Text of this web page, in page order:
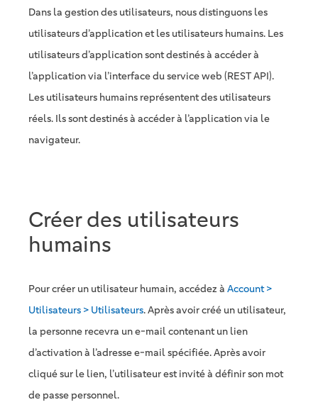
Dans la gestion des utilisateurs, nous distinguons les
utilisateurs d’application et les utilisateurs humains. Les
utilisateurs d’application sont destinés à accéder à
l’application via l’interface du service web (REST API).
Les utilisateurs humains représentent des utilisateurs
réels. Ils sont destinés à accéder à l’application via le
navigateur.
Créer des utilisateurs
humains
Pour créer un utilisateur humain, accédez à Account >
Utilisateurs > Utilisateurs. Après avoir créé un utilisateur,
la personne recevra un e-mail contenant un lien
d’activation à l’adresse e-mail spécifiée. Après avoir
cliqué sur le lien, l’utilisateur est invité à définir son mot
de passe personnel.